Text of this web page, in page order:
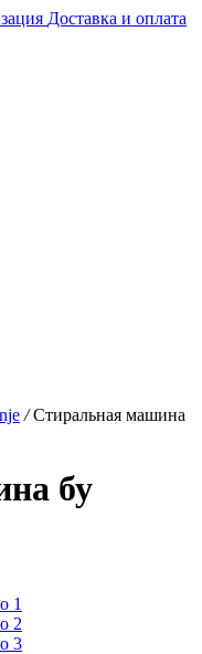
Доставка и оплата
/Стиральная машина
бу